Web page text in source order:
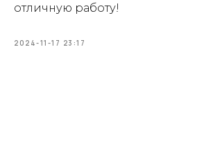
отличную работу!
2024-11-17 23:17